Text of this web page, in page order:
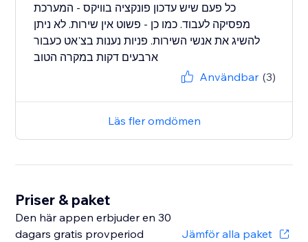
כל פעם שיש עדכון פונקציה בוויקס - המערכת
מפסיקה לעבוד. כמו כן - פשוט אין שירות. לא ניתן
להשיג את אנשי השירות. פניות נענות בצ'אט כעבור
ארבעים דקות במקרה הטוב
Användbar (3)
Läs fler omdömen
Priser & paket
Den här appen erbjuder en 30
dagars gratis provperiod
Jämför alla paket